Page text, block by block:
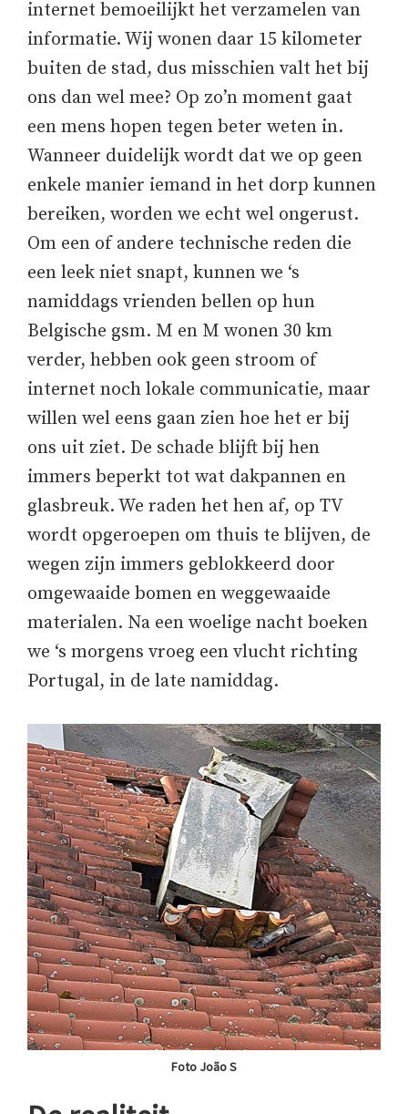
internet bemoeilijkt het verzamelen van
informatie. Wij wonen daar 15 kilometer
buiten de stad, dus misschien valt het bij
ons dan wel mee? Op zo’n moment gaat
een mens hopen tegen beter weten in.
Wanneer duidelijk wordt dat we op geen
enkele manier iemand in het dorp kunnen
bereiken, worden we echt wel ongerust.
Om een of andere technische reden die
een leek niet snapt, kunnen we ‘s
namiddags vrienden bellen op hun
Belgische gsm. M en M wonen 30 km
verder, hebben ook geen stroom of
internet noch lokale communicatie, maar
willen wel eens gaan zien hoe het er bij
ons uit ziet. De schade blijft bij hen
immers beperkt tot wat dakpannen en
glasbreuk. We raden het hen af, op TV
wordt opgeroepen om thuis te blijven, de
wegen zijn immers geblokkeerd door
omgewaaide bomen en weggewaaide
materialen. Na een woelige nacht boeken
we ‘s morgens vroeg een vlucht richting
Portugal, in de late namiddag.
Foto João S